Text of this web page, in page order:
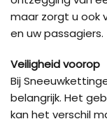
maar zorgt u ook
en uw passagiers.
Veiligheid voorop
Bij
belangrijk. Het
kan het verschil